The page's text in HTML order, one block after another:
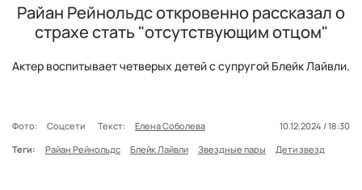
Райан Рейнольдс откровенно рассказал о
страхе стать "отсутствующим отцом"
Актер воспитывает четверых детей с супругой Блейк Лайвли.
Фото: Соцсети Текст: Елена Соболева
10.12.2024 / 18:30
Теги:
Райан Рейнольдс Блейк Лайвли Звездные пары Дети звезд